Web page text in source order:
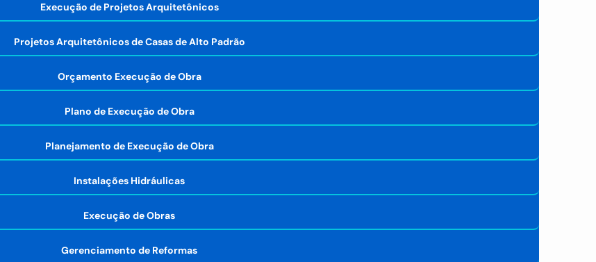
Execução de Projetos Arquitetônicos
Projetos Arquitetônicos de Casas de Alto Padrão
Orçamento Execução de Obra
Plano de Execução de Obra
Planejamento de Execução de Obra
Instalações Hidráulicas
Execução de Obras
Gerenciamento de Reformas